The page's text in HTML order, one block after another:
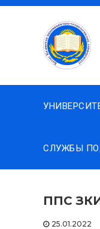
Перейти
содержимому
СЛУЖБЫ
ППС
25.01.2022